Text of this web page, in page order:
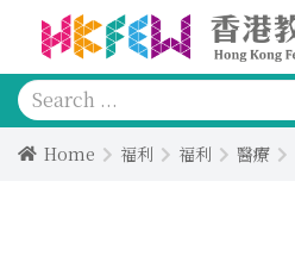
Home 福利 福利 醫療